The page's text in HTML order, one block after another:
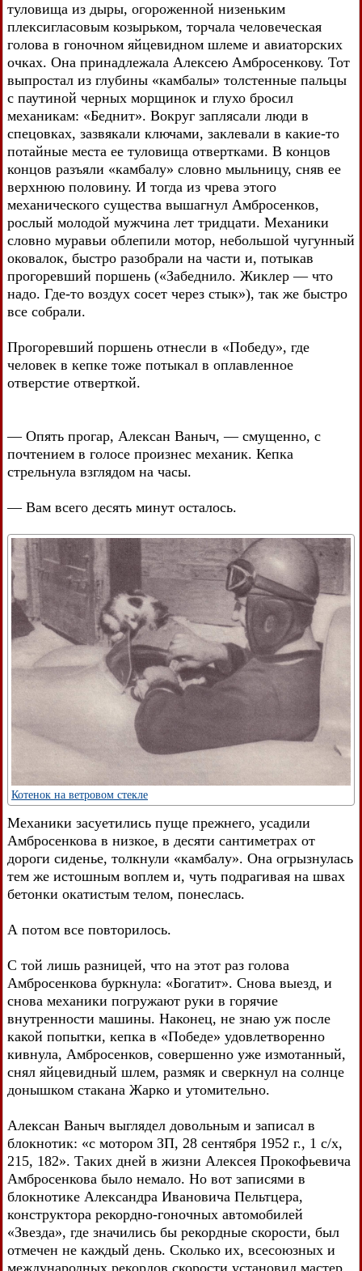
туловища из дыры, огороженной низеньким
плексигласовым козырьком, торчала человеческая
голова в гоночном яйцевидном шлеме и авиаторских
очках. Она принадлежала Алексею Амбросенкову. Тот
выпростал из глубины «камбалы» толстенные пальцы
с паутиной черных морщинок и глухо бросил
механикам: «Беднит». Вокруг заплясали люди в
спецовках, зазвякали ключами, заклевали в какие-то
потайные места ее туловища отвертками. В концов
концов разъяли «камбалу» словно мыльницу, сняв ее
верхнюю половину. И тогда из чрева этого
механического существа вышагнул Амбросенков,
рослый молодой мужчина лет тридцати. Механики
словно муравьи облепили мотор, небольшой чугунный
оковалок, быстро разобрали на части и, потыкав
прогоревший поршень («Забеднило. Жиклер — что
надо. Где-то воздух сосет через стык»), так же быстро
все собрали.
Прогоревший поршень отнесли в «Победу», где
человек в кепке тоже потыкал в оплавленное
отверстие отверткой.
— Опять прогар, Алексан Ваныч, — смущенно, с
почтением в голосе произнес механик. Кепка
стрельнула взглядом на часы.
— Вам всего десять минут осталось.
Котенок на ветровом стекле
Механики засуетились пуще прежнего, усадили
Амбросенкова в низкое, в десяти сантиметрах от
дороги сиденье, толкнули «камбалу». Она огрызнулась
тем же истошным воплем и, чуть подрагивая на швах
бетонки окатистым телом, понеслась.
А потом все повторилось.
С той лишь разницей, что на этот раз голова
Амбросенкова буркнула: «Богатит». Снова выезд, и
снова механики погружают руки в горячие
внутренности машины. Наконец, не знаю уж после
какой попытки, кепка в «Победе» удовлетворенно
кивнула, Амбросенков, совершенно уже измотанный,
снял яйцевидный шлем, размяк и сверкнул на солнце
донышком стакана Жарко и утомительно.
Алексан Ваныч выглядел довольным и записал в
блокнотик: «с мотором ЗП, 28 сентября 1952 г., 1 с/х,
215, 182». Таких дней в жизни Алексея Прокофьевича
Амбросенкова было немало. Но вот записями в
блокнотике Александра Ивановича Пельтцера,
конструктора рекордно-гоночных автомобилей
«Звезда», где значились бы рекордные скорости, был
отмечен не каждый день. Сколько их, всесоюзных и
международных рекордов скорости установил мастер